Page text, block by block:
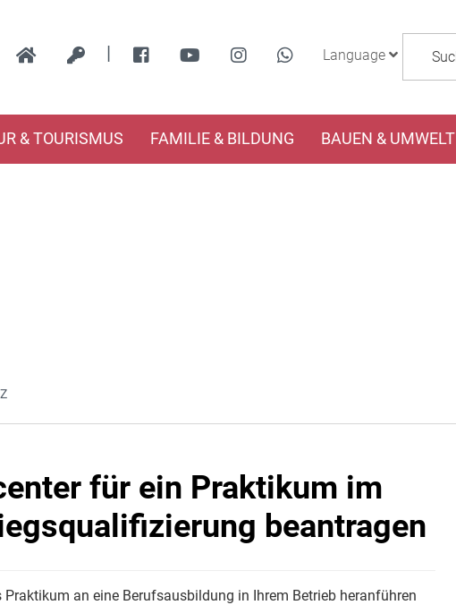
| Language
& TOURISMUS FAMILIE & BILDUNG BAUEN & UMWELT
für ein Praktikum im
beantragen
an eine Berufsausbildung in Ihrem Betrieb heranführen